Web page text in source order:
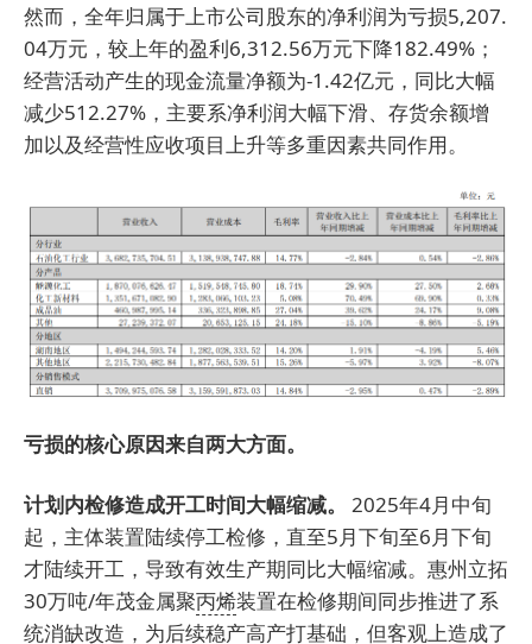
然而，全年归属于上市公司股东的净利润为亏损5,207.
04万元，较上年的盈利6,312.56万元下降182.49%；
经营活动产生的现金流量净额为-1.42亿元，同比大幅
减少512.27%，主要系净利润大幅下滑、存货余额增
加以及经营性应收项目上升等多重因素共同作用。
亏损的核心原因来自两大方面。
计划内检修造成开工时间大幅缩减。
2025年4月中旬
起，主体装置陆续停工检修，直至5月下旬至6月下旬
才陆续开工，导致有效生产期同比大幅缩减。惠州立拓
30万吨/年茂金属聚丙烯装置在检修期间同步推进了系
统消缺改造，为后续稳产高产打基础，但客观上造成了